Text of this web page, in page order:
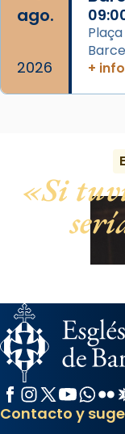
ago.
2026
+ info
Si
Facebook
Instagram
X / Twitter
YouTube
Contacto y